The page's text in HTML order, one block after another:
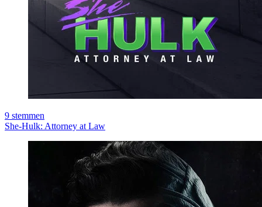
9 stemmen
She-Hulk: Attorney at Law